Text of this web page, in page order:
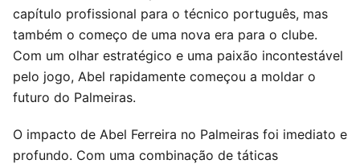
capítulo profissional para o técnico português, mas
também o começo de uma nova era para o clube.
Com um olhar estratégico e uma paixão incontestável
pelo jogo, Abel rapidamente começou a moldar o
futuro do Palmeiras.
O impacto de Abel Ferreira no Palmeiras foi imediato e
profundo. Com uma combinação de táticas